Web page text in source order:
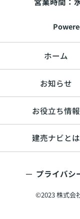
ホーム
お知らせ
お役立ち情報
建売ナビとは
プライバシ
©2023 株式会